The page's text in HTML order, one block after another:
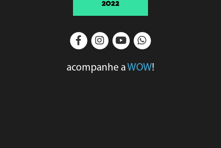
acompanhe a WOW!